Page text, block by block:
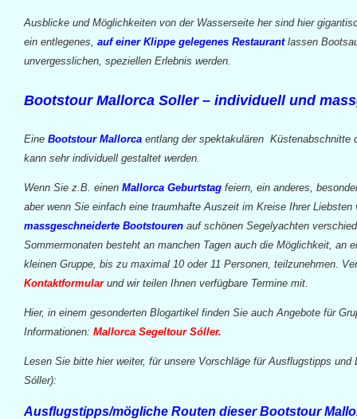
Ausblicke und Möglichkeiten von der Wasserseite her sind hier
ein entlegenes, auf einer Klippe gelegenes Restaurantlassen
unvergesslichen, speziellen Erlebnis werden.
Bootstour Mallorca Soller – individuell und
Eine Bootstour Mallorca entlang der spektakulären Küstenabschnitte
kann sehr individuell gestaltet werden.
Wenn Sie z.B. einen Mallorca Geburtstag feiern, ein anderes,
aber wenn Sie einfach eine traumhafte Auszeit im Kreise Ihrer Liebsten
massgeschneiderte Bootstouren auf schönen Segelyachten
Sommermonaten besteht an manchen Tagen auch die Möglichkeit, an
kleinen Gruppe, bis zu maximal 10 oder 11 Personen, teilzunehmen.
Kontaktformularund wir teilen Ihnen verfügbare Termine mit.
Hier, in einem gesonderten Blogartikel finden Sie auch Angebote für
Informationen: Mallorca Segeltour Sóller.
Lesen Sie bitte hier weiter, für unsere Vorschläge für Ausflugstipps und
Sóller):
Ausflugstipps/mögliche Routen dieser Bootstour